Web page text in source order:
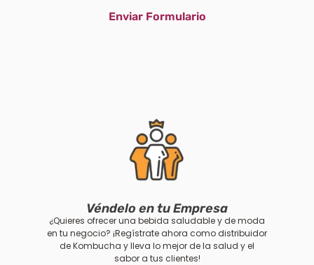
Enviar Formulario
Véndelo en tu Empresa
¿Quieres ofrecer una bebida saludable y de moda
en tu negocio? ¡Regístrate ahora como distribuidor
de Kombucha y lleva lo mejor de la salud y el
sabor a tus clientes!